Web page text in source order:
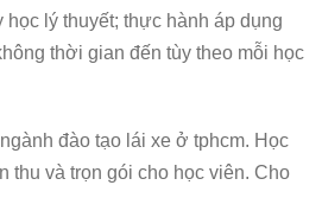
lý thuyết; thực hành áp dụng
thời gian đến tùy theo mỗi học
đào tạo lái xe ở tphcm. Học
thu và trọn gói cho học viên. Cho